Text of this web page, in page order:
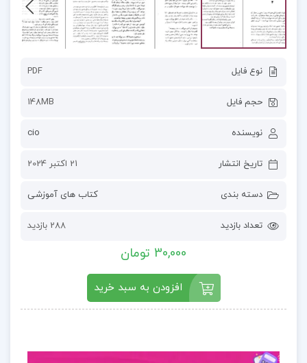
نوع فایل PDF
حجم فایل 148MB
نویسنده cio
تاریخ انتشار 21 اکتبر 2024
دسته بندی کتاب های آموزشی
تعداد بازدید 288 بازدید
30,000 تومان
افزودن به سبد خرید